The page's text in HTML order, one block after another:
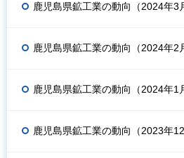
鹿児島県鉱工業の動向（2024年3
鹿児島県鉱工業の動向（2024年2
鹿児島県鉱工業の動向（2024年1
鹿児島県鉱工業の動向（2023年12